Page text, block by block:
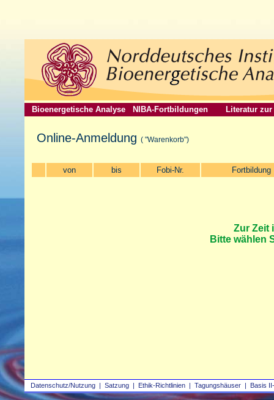
Datenschutz/Nutzung | Satzung | Ethik-Richtlinien | Tagungshäuser | Basis
Bioenergetische Analyse NIBA-Fortbildungen Literatur zur
Online-Anmeldung ( "Warenkorb")
Zur Zeit
Bitte wählen
von bis Fobi-Nr. Fortbildung